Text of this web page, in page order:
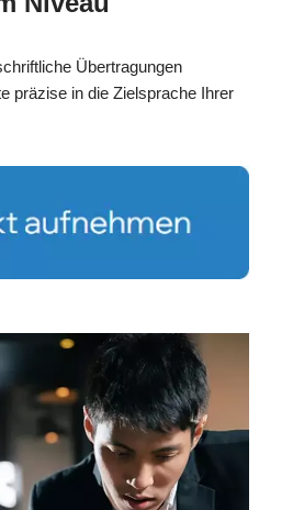
Übertragungen
präzise in die Zielsprache Ihrer